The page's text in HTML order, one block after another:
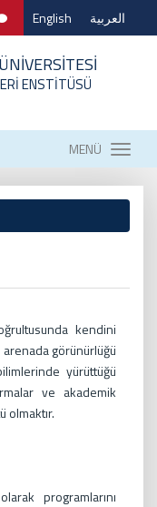
English العربية
ÜNİVERSİTESİ
ENSTİTÜSÜ
MENÜ
kendini
görünürlüğü
yürüttüğü
ve akademik
programlarını